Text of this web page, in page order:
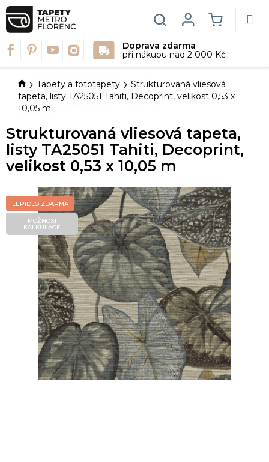
Přejít
na
obsah
Doprava zdarma
při nákupu nad 2 000 Kč
Hledat
KOŠÍK
Login
DomůTapety a fototapety
Strukturovaná vliesová
tapeta, listy TA25051 Tahiti, Decoprint, velikost 0,53 x
10,05 m
Strukturovaná vliesová tapeta,
listy TA25051 Tahiti, Decoprint,
velikost 0,53 x 10,05 m
LEPIDLO ZDARMA
MOŽNOST
KALKULACE